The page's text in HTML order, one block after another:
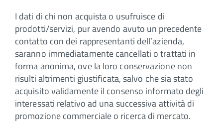
I dati di chi non acquista o usufruisce di
prodotti/servizi, pur avendo avuto un precedente
contatto con dei rappresentanti dell’azienda,
saranno immediatamente cancellati o trattati in
forma anonima, ove la loro conservazione non
risulti altrimenti giustificata, salvo che sia stato
acquisito validamente il consenso informato degli
interessati relativo ad una successiva attività di
promozione commerciale o ricerca di mercato.